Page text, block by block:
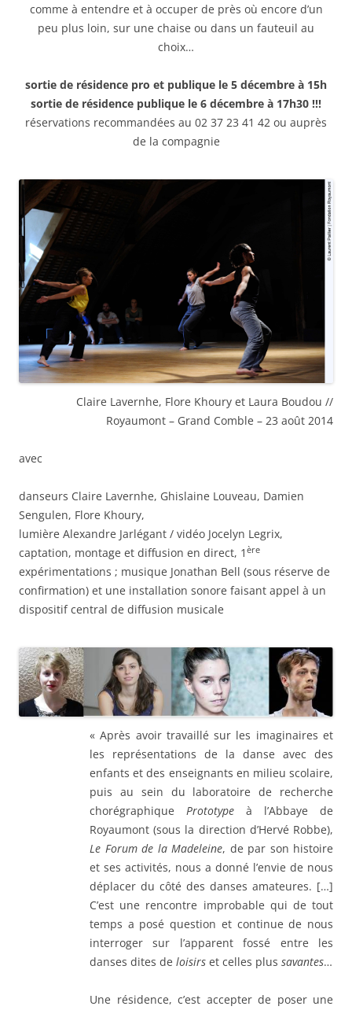
comme à entendre et à occuper de près où encore d’un
peu plus loin, sur une chaise ou dans un fauteuil au
choix…
sortie de résidence pro et publique le 5 décembre à 15h
sortie de résidence publique le 6 décembre à 17h30 !!!
réservations recommandées au 02 37 23 41 42 ou auprès
de la compagnie
Claire Lavernhe, Flore Khoury et Laura Boudou //
Royaumont – Grand Comble – 23 août 2014
avec
danseurs Claire Lavernhe, Ghislaine Louveau, Damien
Sengulen, Flore Khoury,
lumière Alexandre Jarlégant / vidéo Jocelyn Legrix,
captation, montage et diffusion en direct, 1 ère
expérimentations ; musique Jonathan Bell (sous réserve de
confirmation) et une installation sonore faisant appel à un
dispositif central de diffusion musicale
« Après avoir travaillé sur les imaginaires et
les représentations de la danse avec des
enfants et des enseignants en milieu scolaire,
puis au sein du laboratoire de recherche
chorégraphique Prototype à l’Abbaye de
Royaumont (sous la direction d’Hervé Robbe),
Le Forum de la Madeleine, de par son histoire
et ses activités, nous a donné l’envie de nous
déplacer du côté des danses amateures. […]
C’est une rencontre improbable qui de tout
temps a posé question et continue de nous
interroger sur l’apparent fossé entre les
danses dites de loisirs et celles plus savantes…
Une résidence, c’est accepter de poser une